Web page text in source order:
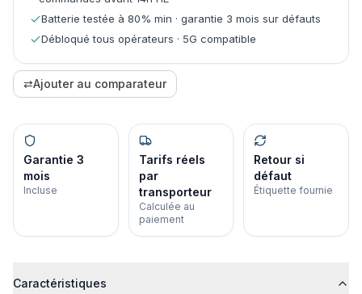
Batterie testée à 80% min · garantie 3 mois sur défauts
Débloqué tous opérateurs · 5G compatible
⇄Ajouter au comparateur
Garantie 3
mois
Incluse
Tarifs réels
par
transporteur
Calculée au
paiement
Retour si
défaut
Étiquette fournie
Caractéristiques